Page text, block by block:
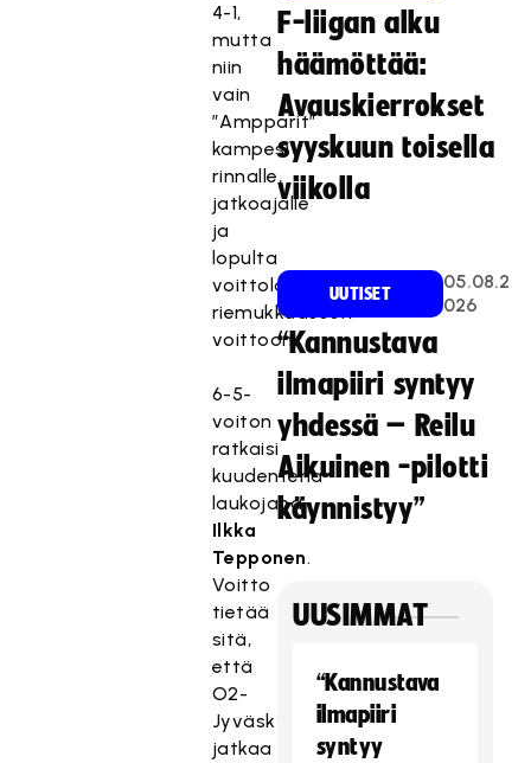
4-1,
mutta
niin
vain
”Ampparit”
kampesi
rinnalle,
jatkoajalle
ja
lopulta
voittolaukauskilpailussa
riemukkaaseen
voittoon.
6-5-
voiton
ratkaisi
kuudentena
laukojana
Ilkka
Tepponen.
Voitto
tietää
sitä,
että
O2-
Jyväskylä
jatkaa
F-liigan alku
häämöttää:
Avauskierrokset
syyskuun toisella
viikolla
UUTISET
05.08.2
026
“Kannustava
ilmapiiri syntyy
yhdessä – Reilu
Aikuinen -pilotti
käynnistyy”
UUSIMMAT
“Kannustava
ilmapiiri
syntyy